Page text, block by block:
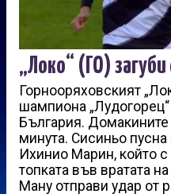
„Локо“ (ГО)
Горнооряховският
шампиона
България. Домакините
минута. Сисиньо
Ихинио Марин, който
топката във вратата
Ману отправи удар от